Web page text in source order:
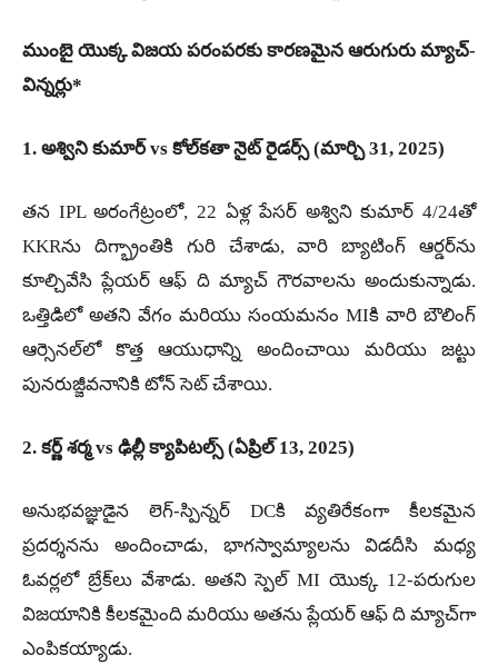
ముంబై యొక్క విజయ పరంపరకు కారణమైన ఆరుగురు మ్యాచ్-
విన్నర్లు*
1. అశ్విని కుమార్ vs కోల్‌కతా నైట్ రైడర్స్ (మార్చి 31, 2025)
తన IPL అరంగేట్రంలో, 22 ఏళ్ల పేసర్ అశ్విని కుమార్ 4/24తో
KKRను దిగ్భ్రాంతికి గురి చేశాడు, వారి బ్యాటింగ్ ఆర్డర్‌ను
కూల్చివేసి ప్లేయర్ ఆఫ్ ది మ్యాచ్ గౌరవాలను అందుకున్నాడు.
ఒత్తిడిలో అతని వేగం మరియు సంయమనం MIకి వారి బౌలింగ్
ఆర్సెనల్‌లో కొత్త ఆయుధాన్ని అందించాయి మరియు జట్టు
పునరుజ్జీవనానికి టోన్ సెట్ చేశాయి.
2. కర్ణ్ శర్మ vs ఢిల్లీ క్యాపిటల్స్ (ఏప్రిల్ 13, 2025)
అనుభవజ్ఞుడైన లెగ్-స్పిన్నర్ DCకి వ్యతిరేకంగా కీలకమైన
ప్రదర్శనను అందించాడు, భాగస్వామ్యాలను విడదీసి మధ్య
ఓవర్లలో బ్రేక్‌లు వేశాడు. అతని స్పెల్ MI యొక్క 12-పరుగుల
విజయానికి కీలకమైంది మరియు అతను ప్లేయర్ ఆఫ్ ది మ్యాచ్‌గా
ఎంపికయ్యాడు.